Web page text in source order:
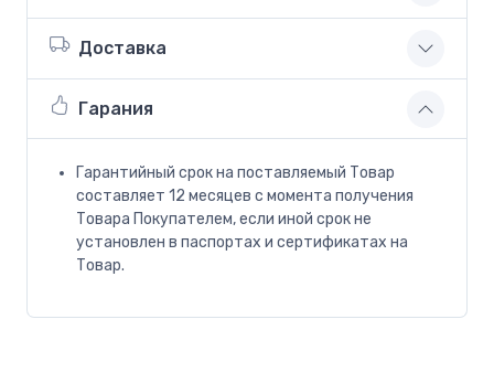
Доставка
Гарания
Гарантийный срок на поставляемый Товар
составляет 12 месяцев с момента получения
Товара Покупателем, если иной срок не
установлен в паспортах и сертификатах на
Товар.